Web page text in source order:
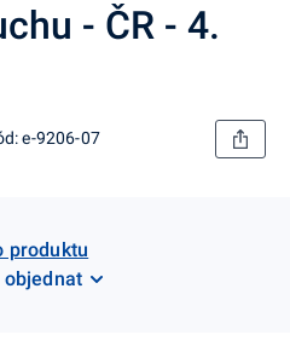
- ČR - 4.
e-9206-07
produktu
objednat